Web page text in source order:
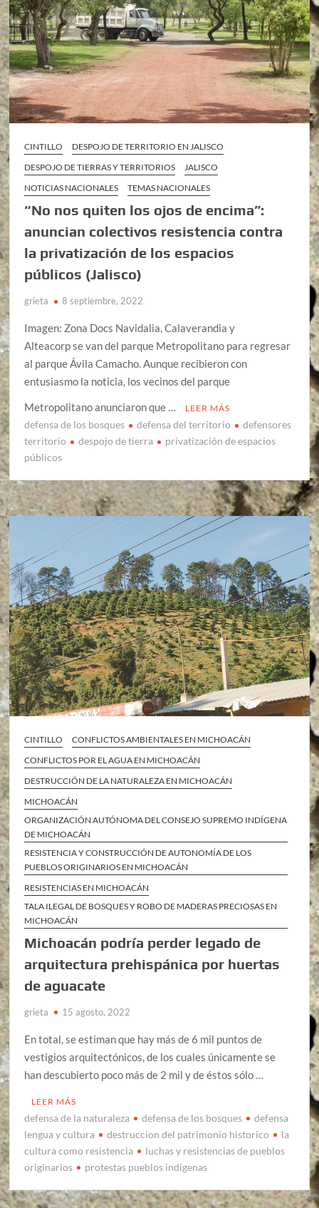
CINTILLO
DESPOJO DE TERRITORIO EN JALISCO
DESPOJO DE TIERRAS Y TERRITORIOS
JALISCO
NOTICIAS NACIONALES
TEMAS NACIONALES
“No nos quiten los ojos de encima”:
anuncian colectivos resistencia contra
la privatización de los espacios
públicos (Jalisco)
grieta 8 septiembre, 2022
Imagen: Zona Docs Navidalia, Calaverandia y
Alteacorp se van del parque Metropolitano para regresar
al parque Ávila Camacho. Aunque recibieron con
entusiasmo la noticia, los vecinos del parque
Metropolitano anunciaron que …
LEER MÁS
defensa de los bosques defensa del territorio
defensores
territorio
despojo de tierra
privatización de espacios
públicos
CINTILLO
CONFLICTOS AMBIENTALES EN MICHOACÁN
CONFLICTOS POR EL AGUA EN MICHOACÁN
DESTRUCCIÓN DE LA NATURALEZA EN MICHOACÁN
MICHOACÁN
ORGANIZACIÓN AUTÓNOMA DEL CONSEJO SUPREMO INDÍGENA
DE MICHOACÁN
RESISTENCIA Y CONSTRUCCIÓN DE AUTONOMÍA DE LOS
PUEBLOS ORIGINARIOS EN MICHOACÁN
RESISTENCIAS EN MICHOACÁN
TALA ILEGAL DE BOSQUES Y ROBO DE MADERAS PRECIOSAS EN
MICHOACÁN
Michoacán podría perder legado de
arquitectura prehispánica por huertas
de aguacate
grieta 15 agosto, 2022
En total, se estiman que hay más de 6 mil puntos de
vestigios arquitectónicos, de los cuales únicamente se
han descubierto poco más de 2 mil y de éstos sólo …
LEER MÁS
defensa de la naturaleza defensa de los bosques
defensa
lengua y cultura
destruccion del patrimonio historico
la
cultura como resistencia
luchas y resistencias de pueblos
originarios
protestas pueblos indígenas